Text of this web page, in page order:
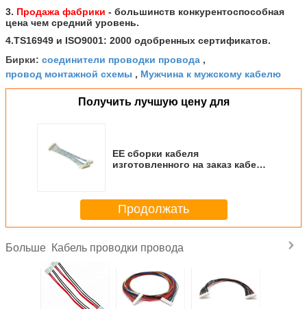
3. Продажа фабрики - большинств конкурентоспособная
цена чем средний уровень.
4.TS16949 и ISO9001: 2000 одобренных сертификатов.
Бирки: соединители проводки провода ,
провод монтажной схемы , Мужчина к мужскому кабелю
Получить лучшую цену для
ЕЕ сборки кабеля
изготовленного на заказ кабеля
принтера
Продолжать
Больше Кабель проводки провода